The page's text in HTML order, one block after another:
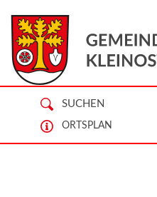
SUCHEN
ORTSPLAN